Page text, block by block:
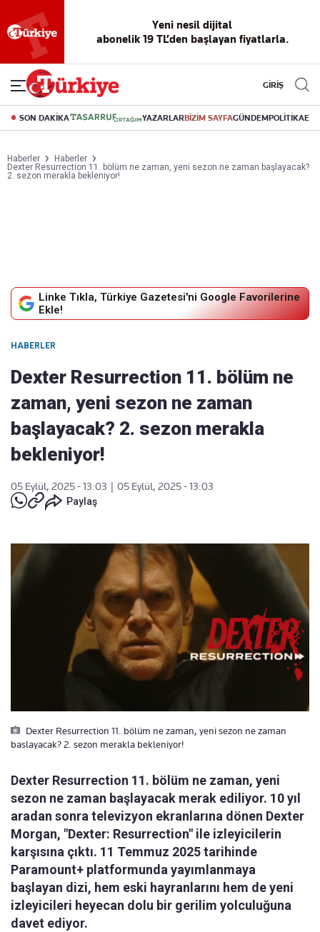
Yeni nesil dijital
abonelik 19 TL’den başlayan fiyatlarla.
GİRİŞ
SON DAKİKA YAZARLARBİZİM SAYFAGÜNDEMPOLİTİKA
Haberler
Haberler
Dexter Resurrection 11. bölüm ne zaman, yeni sezon ne zaman başlayacak?
2. sezon merakla bekleniyor!
Linke Tıkla, Türkiye Gazetesi'ni Google Favorilerine
Ekle!
HABERLER
Dexter Resurrection 11. bölüm ne
zaman, yeni sezon ne zaman
başlayacak? 2. sezon merakla
bekleniyor!
05 Eylül, 2025 - 13:03
05 Eylül, 2025 - 13:03
Paylaş
Dexter Resurrection 11. bölüm ne zaman, yeni sezon ne zaman
baslayacak? 2. sezon merakla bekleniyor!
Dexter Resurrection 11. bölüm ne zaman, yeni
sezon ne zaman başlayacak merak ediliyor. 10 yıl
aradan sonra televizyon ekranlarına dönen Dexter
Morgan, "Dexter: Resurrection" ile izleyicilerin
karşısına çıktı. 11 Temmuz 2025 tarihinde
Paramount+ platformunda yayımlanmaya
başlayan dizi, hem eski hayranlarını hem de yeni
izleyicileri heyecan dolu bir gerilim yolculuğuna
davet ediyor.